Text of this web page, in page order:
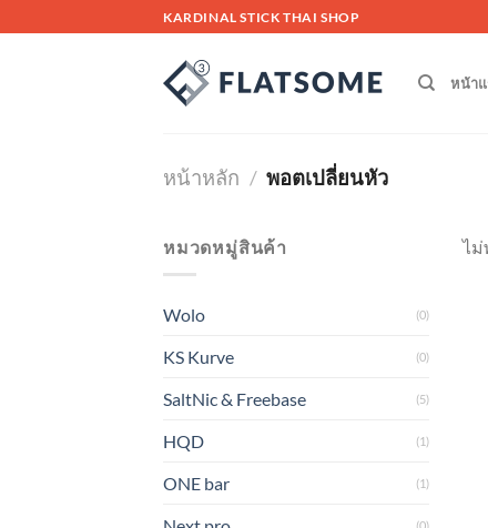
to
KARDINAL STICK THAI SHOP
หน้า
หน้าหลัก / พอตเปลี่ยนหัว
หมวดหมู่สินค้า
Wolo (0)
KS Kurve (0)
SaltNic & Freebase (5)
HQD (1)
ONE bar (1)
(0)
ไ